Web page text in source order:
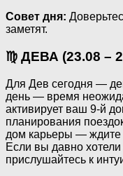
Совет дня:
заметят.
♍ ДЕВА (23.08 –
Для Дев сегодня —
день — время
активирует ваш 9-й
планирования
дом карьеры — ждите
Если вы давно
прислушайтесь к